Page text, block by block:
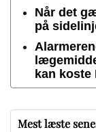
Når det
på
kan koste
Mest læste